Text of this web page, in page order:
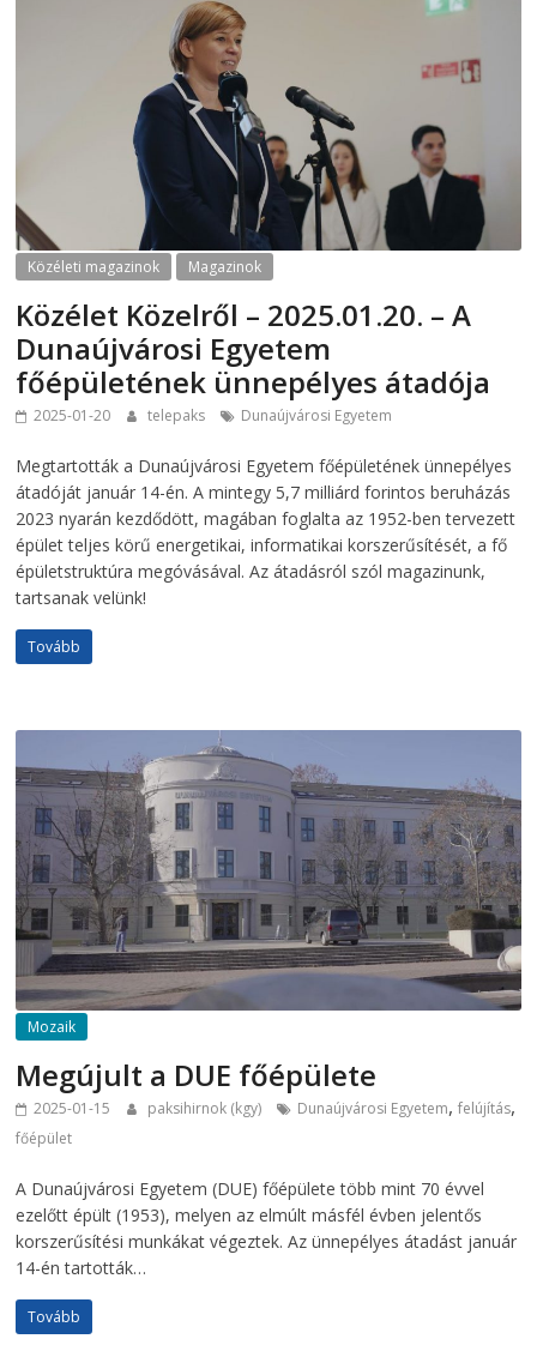
Közéleti magazinok Magazinok
Közélet Közelről – 2025.01.20. – A
Dunaújvárosi Egyetem
főépületének ünnepélyes átadója
2025-01-20 telepaks Dunaújvárosi Egyetem
Megtartották a Dunaújvárosi Egyetem főépületének ünnepélyes
átadóját január 14-én. A mintegy 5,7 milliárd forintos beruházás
2023 nyarán kezdődött, magában foglalta az 1952-ben tervezett
épület teljes körű energetikai, informatikai korszerűsítését, a fő
épületstruktúra megóvásával. Az átadásról szól magazinunk,
tartsanak velünk!
Tovább
Mozaik
Megújult a DUE főépülete
2025-01-15 paksihirnok (kgy) Dunaújvárosi Egyetem,felújítás,
főépület
A Dunaújvárosi Egyetem (DUE) főépülete több mint 70 évvel
ezelőtt épült (1953), melyen az elmúlt másfél évben jelentős
korszerűsítési munkákat végeztek. Az ünnepélyes átadást január
14-én tartották…
Tovább